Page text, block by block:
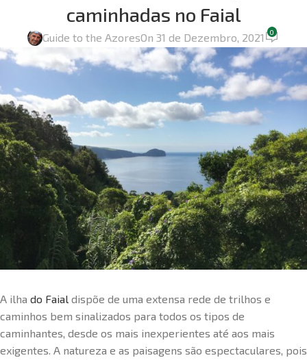
caminhadas no Faial
Guide to the AzoresOn 31 de Dezembro, 2021 0
A ilha do Faial dispõe de uma extensa rede de trilhos e
caminhos bem sinalizados para todos os tipos de
caminhantes, desde os mais inexperientes até aos mais
exigentes. A natureza e as paisagens são espectaculares, pois